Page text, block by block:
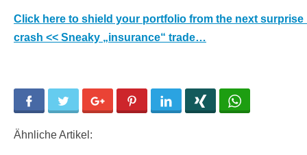
Click here to shield your portfolio from the next surprise
crash << Sneaky „insurance“ trade…
Facebook Twitter Google+ Pinterest LinkedIn
Ähnliche Artikel: